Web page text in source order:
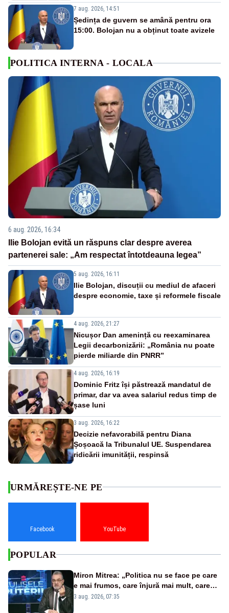
7 aug. 2026, 14:51
Ședința de guvern se amână pentru ora
15:00. Bolojan nu a obținut toate avizele
POLITICA INTERNA - LOCALA
6 aug. 2026, 16:34
Ilie Bolojan evită un răspuns clar despre averea
partenerei sale: „Am respectat întotdeauna legea”
5 aug. 2026, 16:11
Ilie Bolojan, discuții cu mediul de afaceri
despre economie, taxe și reformele fiscale
4 aug. 2026, 21:27
Nicușor Dan amenință cu reexaminarea
Legii decarbonizării: „România nu poate
pierde miliarde din PNRR”
4 aug. 2026, 16:19
Dominic Fritz își păstrează mandatul de
primar, dar va avea salariul redus timp de
șase luni
3 aug. 2026, 16:22
Decizie nefavorabilă pentru Diana
Șoșoacă la Tribunalul UE. Suspendarea
ridicării imunității, respinsă
URMĂREȘTE-NE PE
Facebook YouTube
POPULAR
Miron Mitrea: „Politica nu se face pe care
e mai frumos, care înjură mai mult, care
țipă mai tare, ci pe proiecte”
3 aug. 2026, 07:35